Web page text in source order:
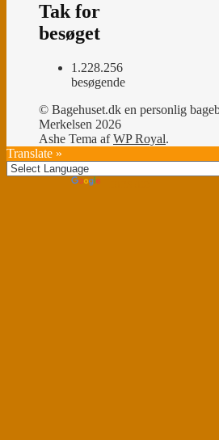
Tak for
besøget
1.228.256
besøgende
© Bagehuset.dk en personlig
Merkelsen 2026
Ashe Tema afWP Royal.
Translate »